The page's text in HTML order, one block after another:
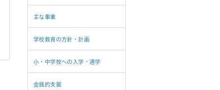
主な事業
学校教育の方針・計画
小・中学校への入学・通学
金銭的支援